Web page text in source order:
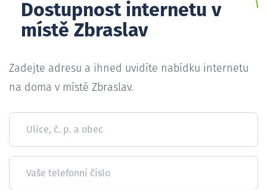
Dostupnost internetu v
místě Zbraslav
Zadejte adresu a ihned uvidíte nabídku internetu
na doma v místě Zbraslav.
Ulice, č. p. a obec
Vaše telefonní číslo